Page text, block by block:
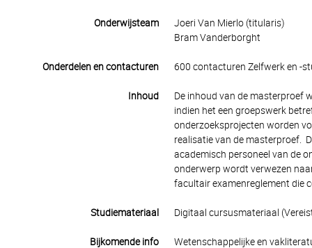
Onderwijsteam
Joeri Van Mierlo (titularis)
Bram Vanderborght
Onderdelen en contacturen 600 contacturen Zelfwerk en -
Inhoud
De inhoud van de masterproef
indien het een groepswerk
onderzoeksprojecten worden
realisatie van de masterproef.
academisch personeel van de
onderwerp wordt verwezen
facultair examenreglement die
Studiemateriaal Digitaal cursusmateriaal
Bijkomende info Wetenschappelijke en